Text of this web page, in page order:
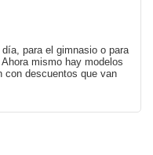
para el gimnasio o para
mismo hay modelos
con descuentos que van